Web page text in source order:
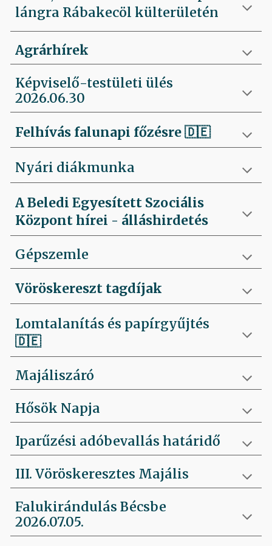
lángra Rábakecöl külterületén
Agrárhírek
Képviselő-testületi ülés
2026.06.30
Felhívás falunapi főzésre🇩🇪
Nyári diákmunka
A Beledi Egyesített Szociális
Központ hírei - álláshirdetés
Gépszemle
Vöröskereszt tagdíjak
Lomtalanítás és papírgyűjtés
🇩🇪
Majáliszáró
Hősök Napja
Iparűzési adóbevallás határidő
III. Vöröskeresztes Majális
Falukirándulás Bécsbe
2026.07.05.